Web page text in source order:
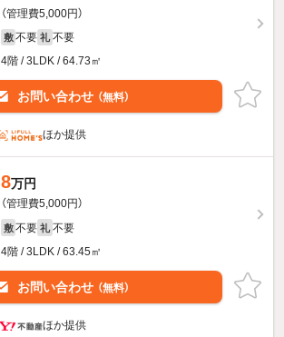
（管理費5,000円）
敷 不要 礼 不要
4階 / 3LDK / 64.73㎡
お問い合わせ （無料）
ほか提供
8万円
（管理費5,000円）
敷 不要 礼 不要
4階 / 3LDK / 63.45㎡
お問い合わせ （無料）
ほか提供